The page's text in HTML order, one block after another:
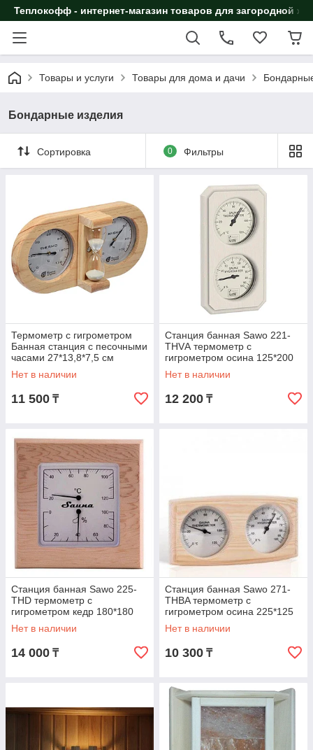
Теплокофф - интернет-магазин товаров для загородной
Товары и услуги Товары для дома и дачи
Бондарные изделия
Сортировка 0 Фильтры
Термометр с гигрометром
Банная станция с песочными
часами 27*13,8*7,5 см
Банные штучки
Нет в наличии
11 500 ₸
Станция банная Sawo 221-
THVА термометр с
гигрометром осина 125*200
мм
Нет в наличии
12 200 ₸
Станция банная Sawo 225-
THD термометр с
гигрометром кедр 180*180
мм
Нет в наличии
14 000 ₸
Станция банная Sawo 271-
THBA термометр с
гигрометром осина 225*125
мм
Нет в наличии
10 300 ₸